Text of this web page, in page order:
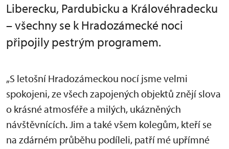
Liberecku, Pardubicku a Královéhradecku
– všechny se k Hradozámecké noci
připojily pestrým programem.
„S letošní Hradozámeckou nocí jsme velmi
spokojeni, ze všech zapojených objektů znějí slova
o krásné atmosféře a milých, ukázněných
návštěvnících. Jim a také všem kolegům, kteří se
na zdárném průběhu podíleli, patří mé upřímné